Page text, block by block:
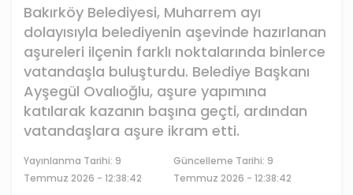
Bakırköy Belediyesi, Muharrem ayı
dolayısıyla belediyenin aşevinde hazırlanan
aşureleri ilçenin farklı noktalarında binlerce
vatandaşla buluşturdu. Belediye Başkanı
Ayşegül Ovalıoğlu, aşure yapımına
katılarak kazanın başına geçti, ardından
vatandaşlara aşure ikram etti.
Yayınlanma Tarihi: 9
Temmuz 2026 - 12:38:42
Güncelleme Tarihi: 9
Temmuz 2026 - 12:38:42